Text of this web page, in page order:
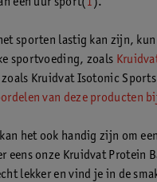
sporten lastig kan zijn, kun
sportvoeding, zoals
Kruidvat Isotonic
van deze producten
het ook handig zijn om een
eens onze Kruidvat Protein
lekker en vind je in de